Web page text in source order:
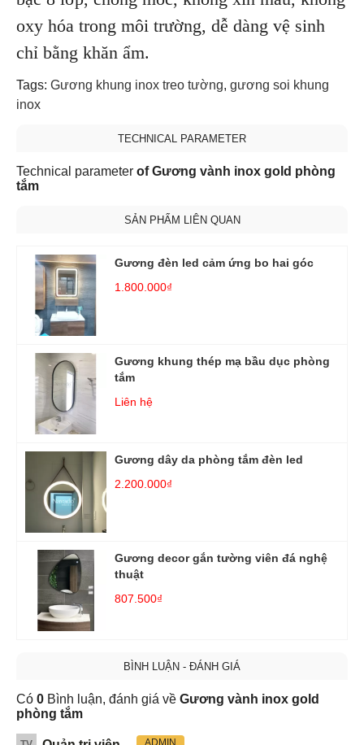
oxy hóa trong môi trường, dễ dàng vệ sinh
chỉ bằng khăn ẩm.
Tags: Gương khung inox treo tường, gương soi khung
inox
TECHNICAL PARAMETER
Technical parameter of Gương vành inox gold phòng
tắm
SẢN PHẨM LIÊN QUAN
Gương đèn led cảm ứng bo hai góc
1.800.000₫
Gương khung thép mạ bầu dục phòng
tắm
Liên hệ
Gương dây da phòng tắm đèn led
2.200.000₫
Gương decor gắn tường viên đá nghệ
thuật
807.500₫
BÌNH LUẬN - ĐÁNH GIÁ
Có 0 Bình luận, đánh giá về Gương vành inox gold
phòng tắm
ADMIN